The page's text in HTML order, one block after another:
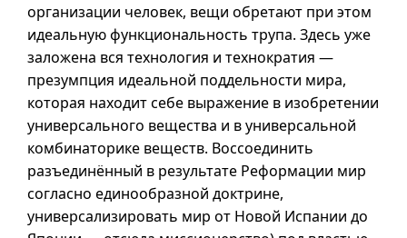
организации человек, вещи обретают при этом
идеальную функциональность трупа. Здесь уже
заложена вся технология и технократия —
презумпция идеальной поддельности мира,
которая находит себе выражение в изобретении
универсального вещества и вуниверсальной
комбинаторике веществ. Воссоединить
разъединённый в результате Реформации мир
согласно единообразной доктрине,
универсализировать мир от Новой Испании до